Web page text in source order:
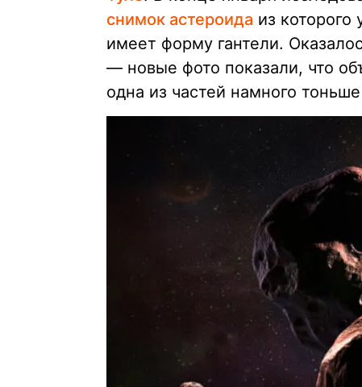
снимок астероида из которого
имеет форму гантели.
— новые фото показали, что
одна из частей намного